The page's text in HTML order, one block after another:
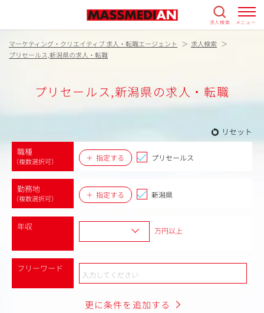
求人検索 メニュー
マーケティング・クリエイティブ 求人・転職エージェント
求人検索
プリセールス,新潟県の求人・転職
プリセールス,新潟県の求人・転職
リセット
職種
（複数選択可） 指定する プリセールス
勤務地
（複数選択可） 指定する 新潟県
年収 万円以上
フリーワード
更に条件を追加する